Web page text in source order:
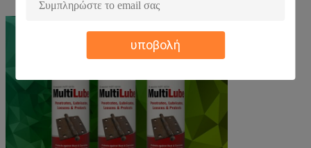
υποβολή